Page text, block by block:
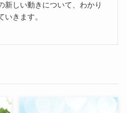
新しい動きについて、わかり
いきます。